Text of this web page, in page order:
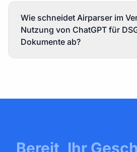
Wie schneidet Airparser im
Nutzung von ChatGPT für
Dokumente ab?
Bereit, Ihr